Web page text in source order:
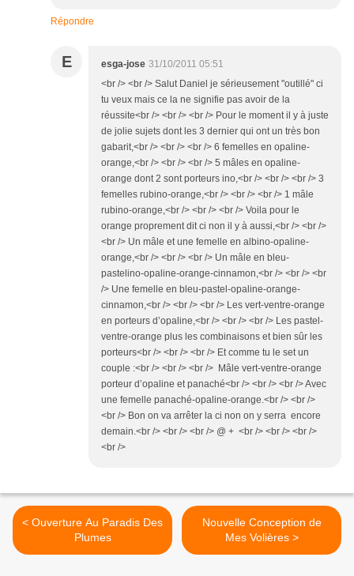
Répondre
E esga-jose 31/10/2011 05:51
<br /> <br /> Salut Daniel je sérieusement "outillé" ci
tu veux mais ce la ne signifie pas avoir de la
réussite<br /> <br /> <br /> Pour le moment il y à juste
de jolie sujets dont les 3 dernier qui ont un très bon
gabarit,<br /> <br /> <br /> 6 femelles en opaline-
orange,<br /> <br /> <br /> 5 mâles en opaline-
orange dont 2 sont porteurs ino,<br /> <br /> <br /> 3
femelles rubino-orange,<br /> <br /> <br /> 1 mâle
rubino-orange,<br /> <br /> <br /> Voila pour le
orange proprement dit ci non il y à aussi,<br /> <br />
<br /> Un mâle et une femelle en albino-opaline-
orange,<br /> <br /> <br /> Un mâle en bleu-
pastelino-opaline-orange-cinnamon,<br /> <br /> <br
/> Une femelle en bleu-pastel-opaline-orange-
cinnamon,<br /> <br /> <br /> Les vert-ventre-orange
en porteurs d’opaline,<br /> <br /> <br /> Les pastel-
ventre-orange plus les combinaisons et bien sûr les
porteurs<br /> <br /> <br /> Et comme tu le set un
couple :<br /> <br /> <br /> Mâle vert-ventre-orange
porteur d’opaline et panaché<br /> <br /> <br /> Avec
une femelle panaché-opaline-orange.<br /> <br />
<br /> Bon on va arrêter la ci non on y serra encore
demain.<br /> <br /> <br /> @ + <br /> <br /> <br />
<br />
< Ouverture Au Paradis Des
Plumes
Nouvelle Conception de
Mes Volières >